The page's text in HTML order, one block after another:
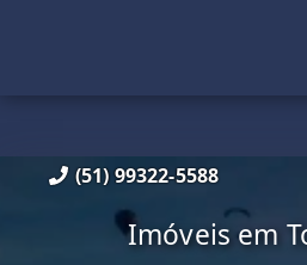
(51) 99322-5588
Imóveis em